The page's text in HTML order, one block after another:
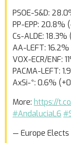
PSOE-S&D:
PP-EPP: 20.8%
Cs-ALDE: 18.3%
AA-LEFT:
VOX-ECR/ENF:
PACMA-LEFT:
AxSi-*: 0.6%
More: https://
#AndaluciaL6
— Europe Elects